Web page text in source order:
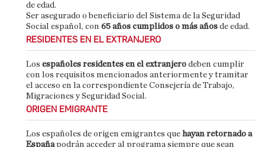
de edad.
Ser asegurado o beneficiario del Sistema de la Seguridad
Social español, con 65 años cumplidos o más años de edad.
RESIDENTES EN EL EXTRANJERO
Los españoles residentes en el extranjero deben cumplir
con los requisitos mencionados anteriormente y tramitar
el acceso en la correspondiente Consejería de Trabajo,
Migraciones y Seguridad Social.
ORIGEN EMIGRANTE
Los españoles de origen emigrantes que hayan retornado a
Españapodrán acceder al programa siempre que sean